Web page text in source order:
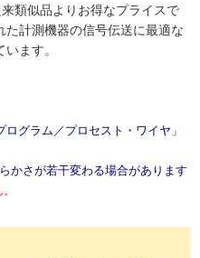
類似品よりお得なプライスで
計測機器の信号伝送に最適な
ます。
グラム／プロセスト・ワイヤ」
かさが若干変わる場合があります